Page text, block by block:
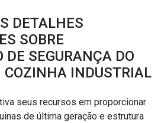
DETALHES
SOBRE
SEGURANÇA DO
INDUSTRIAL
seus recursos em proporcionar
de última geração e estrutura